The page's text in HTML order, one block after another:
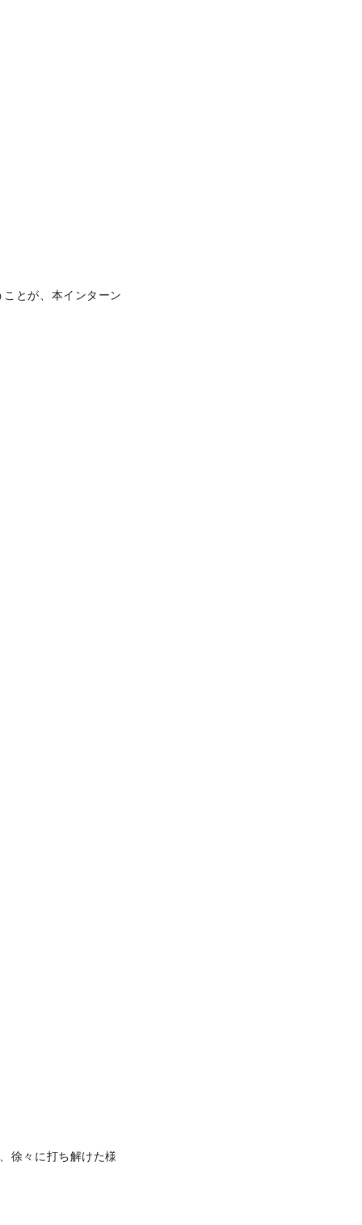
とが、本インターン
徐々に打ち解けた様